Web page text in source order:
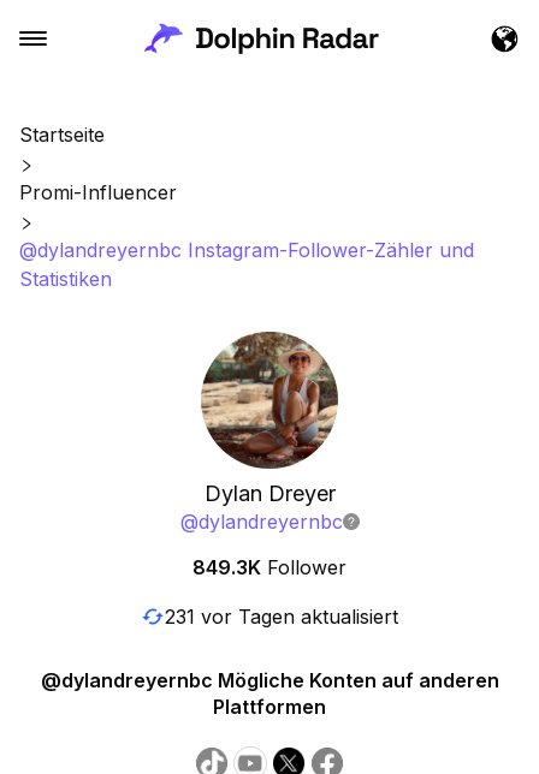
Startseite
Promi-Influencer
@dylandreyernbc Instagram-Follower-Zähler und
Statistiken
Dylan Dreyer
@dylandreyernbc
849.3K Follower
231 vor Tagen aktualisiert
@dylandreyernbc Mögliche Konten auf anderen
Plattformen